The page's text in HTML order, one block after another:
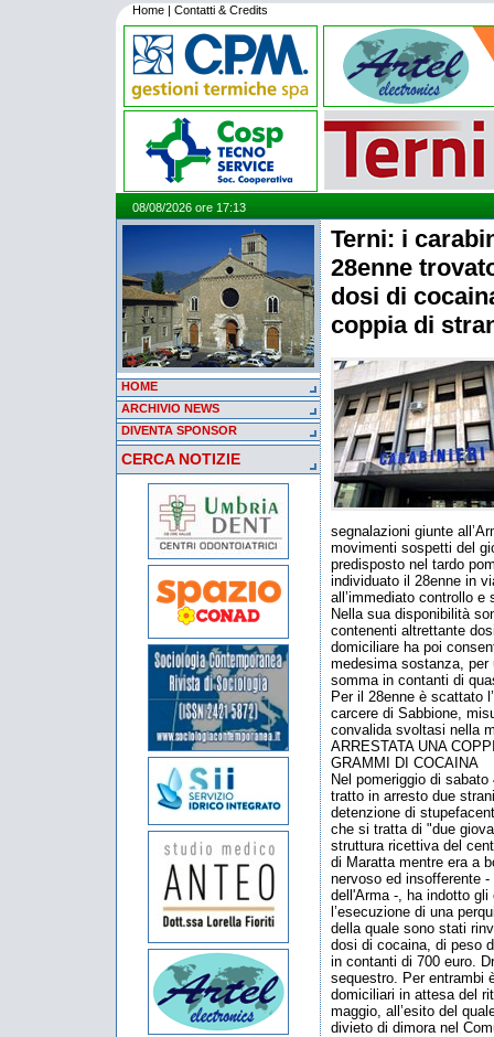
Home | Contatti & Credits
08/08/2026 ore 17:13
HOME
ARCHIVIO NEWS
DIVENTA SPONSOR
CERCA NOTIZIE
Terni: i
28enne
dosi di
coppia di
segnalazioni giunte
movimenti sospetti del
predisposto nel tardo
individuato il 28enne in
all’immediato controllo e
Nella sua disponibilità
contenenti altrettante
domiciliare ha poi
medesima sostanza,
somma in contanti di
Per il 28enne è scattato
carcere di Sabbione,
convalida svoltasi nella
ARRESTATA UNA
GRAMMI DI COCAINA
Nel pomeriggio di
tratto in arresto due
detenzione di
che si tratta di "due
struttura ricettiva del
di Maratta mentre era a
nervoso ed insofferente
dell'Arma -, ha indotto gli
l’esecuzione di una
della quale sono stati
dosi di cocaina, di peso
in contanti di 700 euro.
sequestro. Per entrambi
domiciliari in attesa del
maggio, all’esito del
divieto di dimora nel